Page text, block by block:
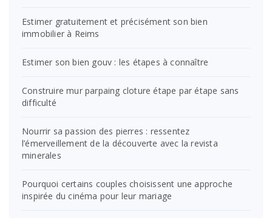
Estimer gratuitement et précisément son bien
immobilier à Reims
Estimer son bien gouv : les étapes à connaître
Construire mur parpaing cloture étape par étape sans
difficulté
Nourrir sa passion des pierres : ressentez
l’émerveillement de la découverte avec la revista
minerales
Pourquoi certains couples choisissent une approche
inspirée du cinéma pour leur mariage